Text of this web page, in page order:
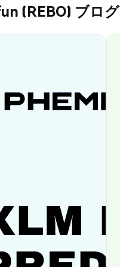
(REBO) ブログ